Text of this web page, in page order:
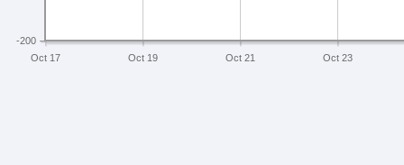
Oct 17 Oct 19 Oct 21 Oct 23
-200